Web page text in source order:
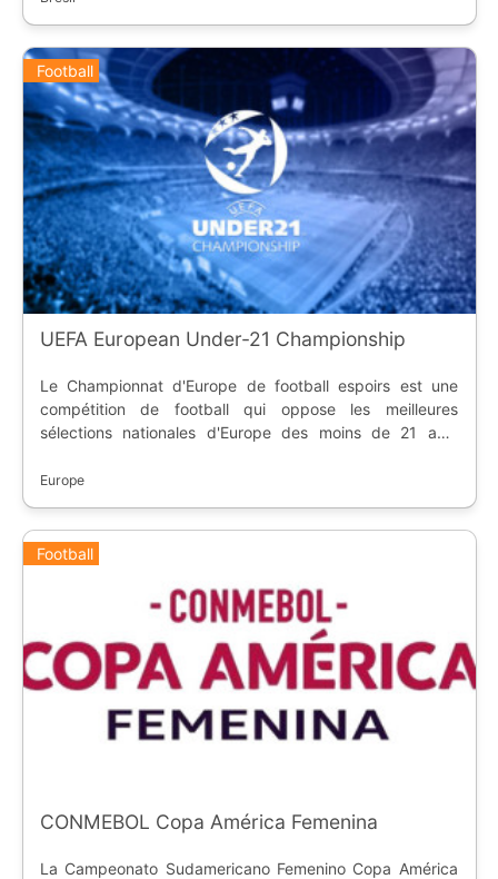
Gama ) a marqué l'histoire de cette compétition.
Football
UEFA European Under-21 Championship
Le Championnat d'Europe de football espoirs est une
compétition de football qui oppose les meilleures
sélections nationales d'Europe des moins de 21 ans.
deux ans.
Europe
Football
CONMEBOL Copa América Femenina
La Campeonato Sudamericano Femenino Copa América